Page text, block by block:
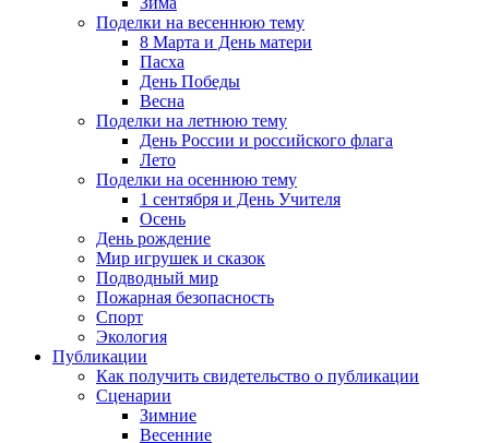
Поделки на весеннюю тему
8 Марта и День матери
Пасха
День Победы
Весна
Поделки на летнюю тему
День России и российского флага
Лето
Поделки на осеннюю тему
1 сентября и День Учителя
Осень
День рождение
Мир игрушек и сказок
Подводный мир
Пожарная безопасность
Спорт
Экология
Публикации
Как получить свидетельство о публикации
Сценарии
Зимние
Весенние